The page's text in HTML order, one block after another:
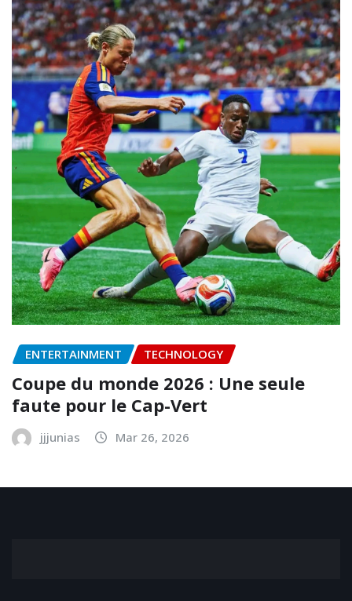
ENTERTAINMENT TECHNOLOGY
Coupe du monde 2026 : Une seule
faute pour le Cap-Vert
jjjunias Mar 26, 2026